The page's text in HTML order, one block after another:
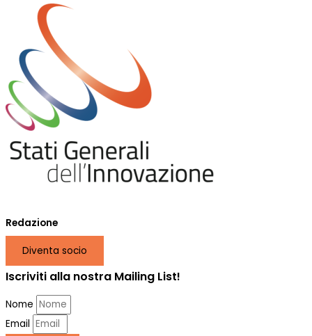
Redazione
Diventa socio
Iscriviti alla nostra Mailing List!
Nome
Email